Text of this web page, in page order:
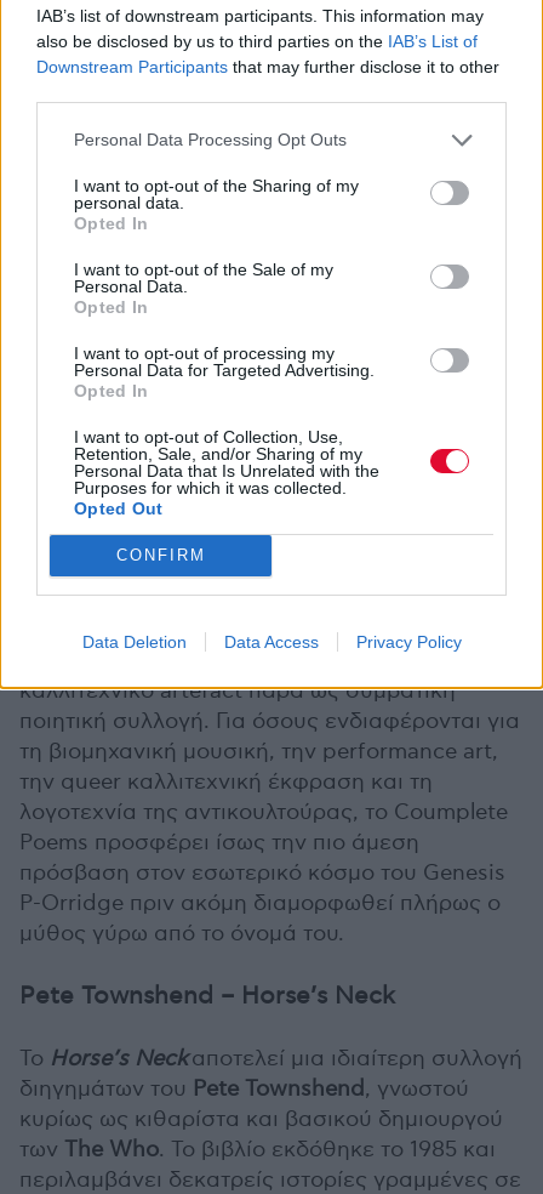
IAB’s list of downstream participants. This information may
also be disclosed by us to third parties on the IAB’s List of
Downstream Participants that may further disclose it to other
Personal Data Processing Opt Outs
I want to opt-out of the Sharing of my
personal data.
Opted In
I want to opt-out of the Sale of my
Personal Data.
Opted In
I want to opt-out of processing my
Personal Data for Targeted Advertising.
Opted In
I want to opt-out of Collection, Use,
Retention, Sale, and/or Sharing of my
Personal Data that Is Unrelated with the
Purposes for which it was collected.
Opted Out
CONFIRM
Data Deletion Data Access Privacy Policy
αποτυπώνει την εξέλιξη της ταυτότητάς του: το
βιβλίο ξεκινά με το δοσμένο όνομα Neil
Megson και σταδιακά μεταμορφώνεται στην
Δεν πρόκειται απλώς για μια ποιητική
ανθολογία· αποτελεί επίσης ντοκουμέντο της
βρετανικής underground αντικουλτούρας των
δεκαετιών του ’60 και ’70. Οι επιρροές από τον
William S. Burroughs
Allen Ginsberg, το
garde τέχνη διαπερνούν τα ποιήματα, τα οποία
συχνά κινούνται ανάμεσα στην εξομολόγηση,
Το ύφος αλλάζει διαρκώς: άλλοτε είναι ωμό και
πολιτικό, άλλοτε υπαρξιακό, άλλοτε σχεδόν
τελετουργικό. Η έκδοση περιλαμβάνει επίσης
περίπου 50 εικόνες και αρχειακό υλικό, καθώς
και εισαγωγή από τον φίλο και συνεργάτη
Wesley Eisold. Σε αρκετές εκδόσεις
αναφέρεται ότι το βιβλίο ξεπερνά τις 200
σελίδες και λειτουργεί περισσότερο ως
καλλιτεχνικό artefact παρά ως συμβατική
ποιητική συλλογή. Για όσους ενδιαφέρονται για
τη βιομηχανική μουσική, την performance art,
την queer καλλιτεχνική έκφραση και τη
λογοτεχνία της αντικουλτούρας, το Coumplete
Poems προσφέρει ίσως την πιο άμεση
πρόσβαση στον εσωτερικό κόσμο του Genesis
P-Orridge πριν ακόμη διαμορφωθεί πλήρως ο
μύθος γύρω από το όνομά του.
Pete Townshend – Horse’s Neck
Το Horse’s Neckαποτελεί μια ιδιαίτερη συλλογή
διηγημάτων του Pete Townshend, γνωστού
κυρίως ως κιθαρίστα και βασικού δημιουργού
των The Who. Το βιβλίο εκδόθηκε το 1985 και
περιλαμβάνει δεκατρείς ιστορίες γραμμένες σε